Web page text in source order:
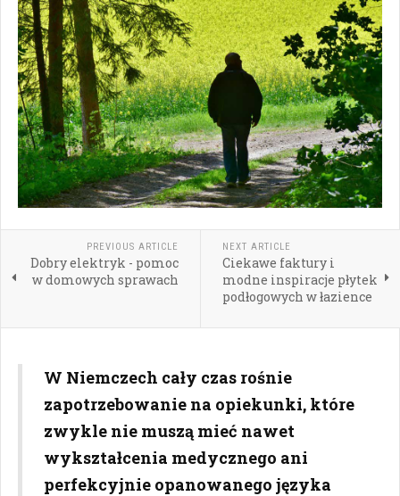
PREVIOUS ARTICLE
Dobry elektryk - pomoc
w domowych sprawach
NEXT ARTICLE
Ciekawe faktury i
modne inspiracje płytek
podłogowych w łazience
W Niemczech cały czas rośnie
zapotrzebowanie na opiekunki, które
zwykle nie muszą mieć nawet
wykształcenia medycznego ani
perfekcyjnie opanowanego języka